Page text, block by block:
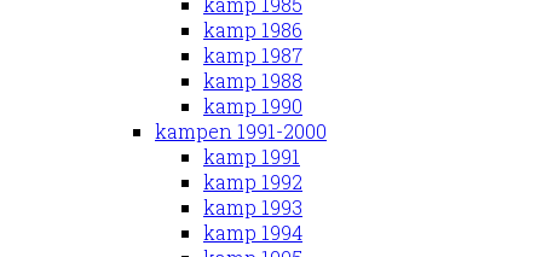
kamp 1986
kamp 1987
kamp 1988
kamp 1990
kampen 1991-2000
kamp 1991
kamp 1992
kamp 1993
kamp 1994